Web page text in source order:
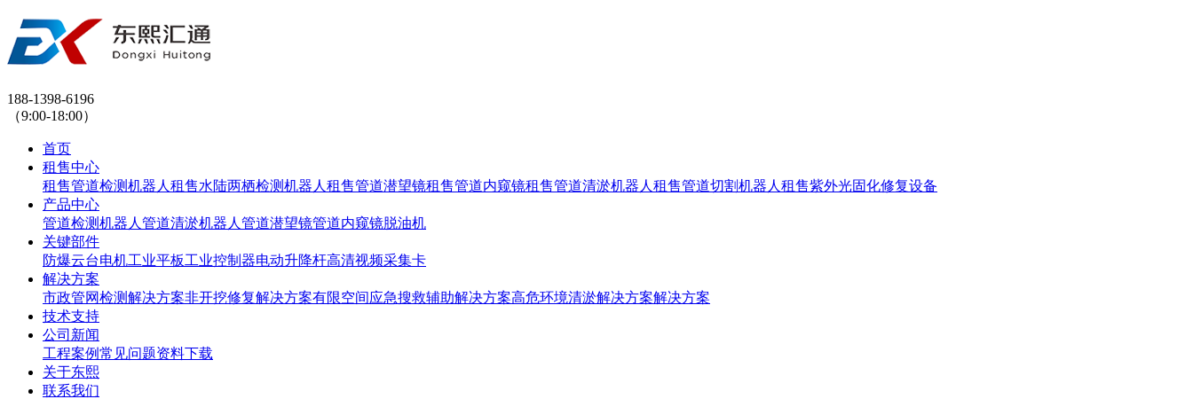
188-1398-6196
（9:00-18:00）
首页
租售中心
租售管道检测机器人 租售水陆两栖检测机器人 租售管道潜望镜租售管道内窥镜租售管道清淤机器人 租售管道切割机器人 租售紫外光固化修复设备
产品中心
管道检测机器人 管道清淤机器人 管道潜望镜管道内窥镜脱油机
关键部件
防爆云台电机工业平板工业控制器电动升降杆高清视频采集卡
解决方案
市政管网检测解决方案非开挖修复解决方案有限空间应急搜救辅助解决方案高危环境清淤解决方案解决方案
技术支持
公司新闻
工程案例常见问题资料下载
关于东熙
联系我们